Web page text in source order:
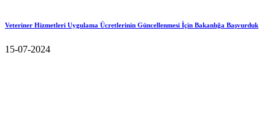
Veteriner Hizmetleri Uygulama Ücretlerinin Güncellenmesi İçin Bakanlığa Başvurduk
15-07-2024